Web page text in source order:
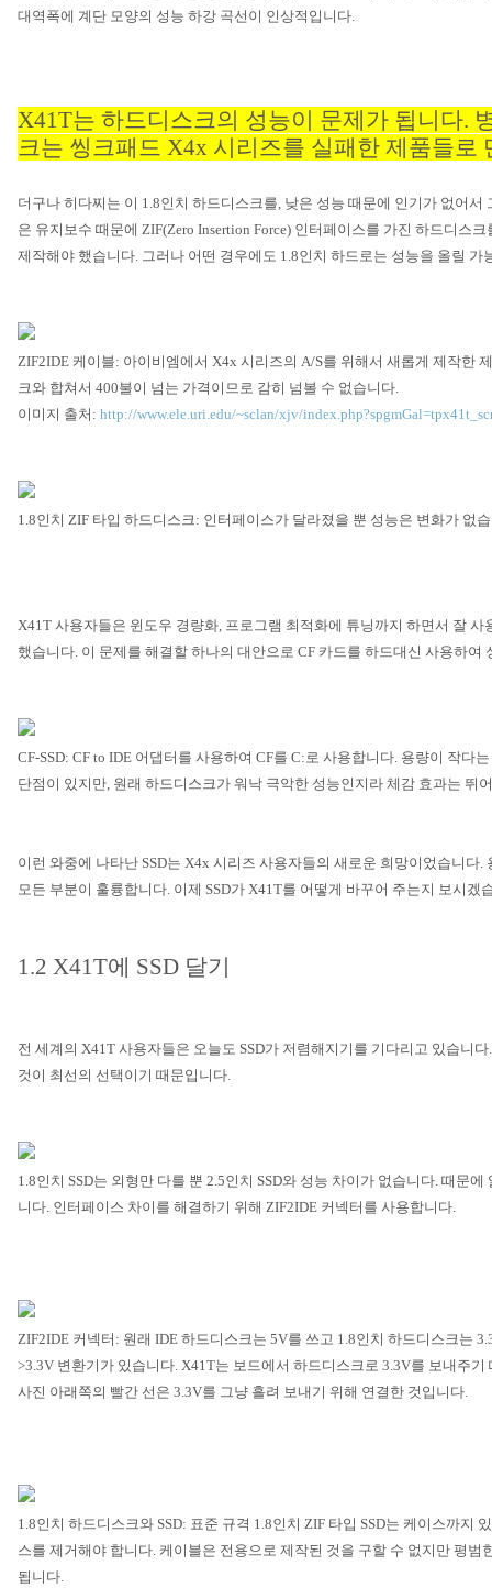
대역폭에 계단 모양의 성능 하강 곡선이 인상적입니다.
X41T는 하드디스크의 성능이 문제가 됩니다.
크는 씽크패드 X4x 시리즈를 실패한 제품들로
더구나 히다찌는 이 1.8인치 하드디스크를, 낮은 성능 때문에 인기가 없어서
은 유지보수 때문에 ZIF(Zero Insertion Force) 인터페이스를 가진 하드디스
제작해야 했습니다. 그러나 어떤 경우에도 1.8인치 하드로는 성능을 올릴 가
ZIF2IDE 케이블: 아이비엠에서 X4x 시리즈의 A/S를 위해서 새롭게 제작한
크와 합쳐서 400불이 넘는 가격이므로 감히 넘볼 수 없습니다.
이미지 출처 : http://www.ele.uri.edu/~sclan/xjv/
1.8인치 ZIF 타입 하드디스크: 인터페이스가 달라졌을 뿐 성능은 변화가 없
X41T 사용자들은 윈도우 경량화, 프로그램 최적화에 튜닝까지 하면서 잘
했습니다. 이 문제를 해결할 하나의 대안으로 CF 카드를 하드대신 사용하여
CF-SSD: CF to IDE 어댑터를 사용하여 CF를 C:로 사용합니다. 용량이 작다
단점이 있지만, 원래 하드디스크가 워낙 극악한 성능인지라 체감 효과는 뛰
이런 와중에 나타난 SSD는 X4x 시리즈 사용자들의 새로운 희망이었습니다.
모든 부분이 훌륭합니다. 이제 SSD가 X41T를 어떻게 바꾸어 주는지 보시겠
1.2 X41T에 SSD 달기
전 세계의 X41T 사용자들은 오늘도 SSD가 저렴해지기를 기다리고 있습니다
것이 최선의 선택이기 때문입니다.
1.8인치 SSD는 외형만 다를 뿐 2.5인치 SSD와 성능 차이가 없습니다. 때문에
니다. 인터페이스 차이를 해결하기 위해 ZIF2IDE 커넥터를 사용합니다.
ZIF2IDE 커넥터 : 원래 IDE 하드디스크는 5V를 쓰고 1.8인치 하드디스크는
>3.3V 변환기가 있습니다. X41T는 보드에서 하드디스크로 3.3V를 보내주기
사진 아래쪽의 빨간 선은 3.3V를 그냥 흘려 보내기 위해 연결한 것입니다.
1.8인치 하드디스크와 SSD: 표준 규격 1.8인치 ZIF 타입 SSD는 케이스까지
스를 제거해야 합니다. 케이블은 전용으로 제작된 것을 구할 수 없지만 평
됩니다.